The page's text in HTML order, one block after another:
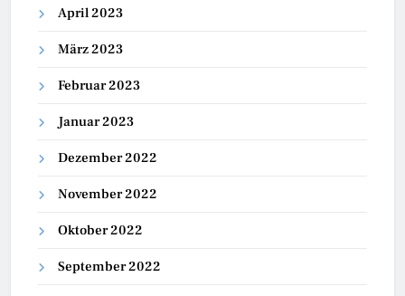
April 2023
März 2023
Februar 2023
Januar 2023
Dezember 2022
November 2022
Oktober 2022
September 2022